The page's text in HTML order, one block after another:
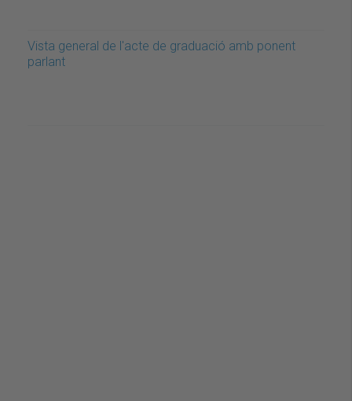
Vista general de l'acte de graduació amb ponent
parlant